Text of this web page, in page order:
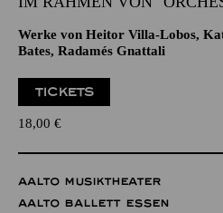
KAMMERKONZERT V
GESANG DER
IM RAHMEN VON
Werke von Heitor Villa-Lobos,
Bates, Radamés Gnattali
18,00€